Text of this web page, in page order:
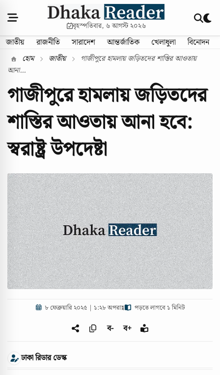
বৃহস্পতিবার, ৬ আগস্ট ২০২৬
জাতীয় রাজনীতি সারাদেশ আন্তর্জাতিক খেলাধুলা বিনোদন
হোম জাতীয়
গাজীপুরে হামলায় জড়িতদের শাস্তির আওতায়
আনা...
গাজীপুরে হামলায় জড়িতদের
শাস্তির আওতায় আনা হবে:
স্বরাষ্ট্র উপদেষ্টা
৮ ফেব্রুয়ারি ২০২৫ | ১:২৮ অপরাহ্ণ পড়তে লাগবে ১ মিনিট
ব- ব+
ঢাকা রিডার ডেস্ক